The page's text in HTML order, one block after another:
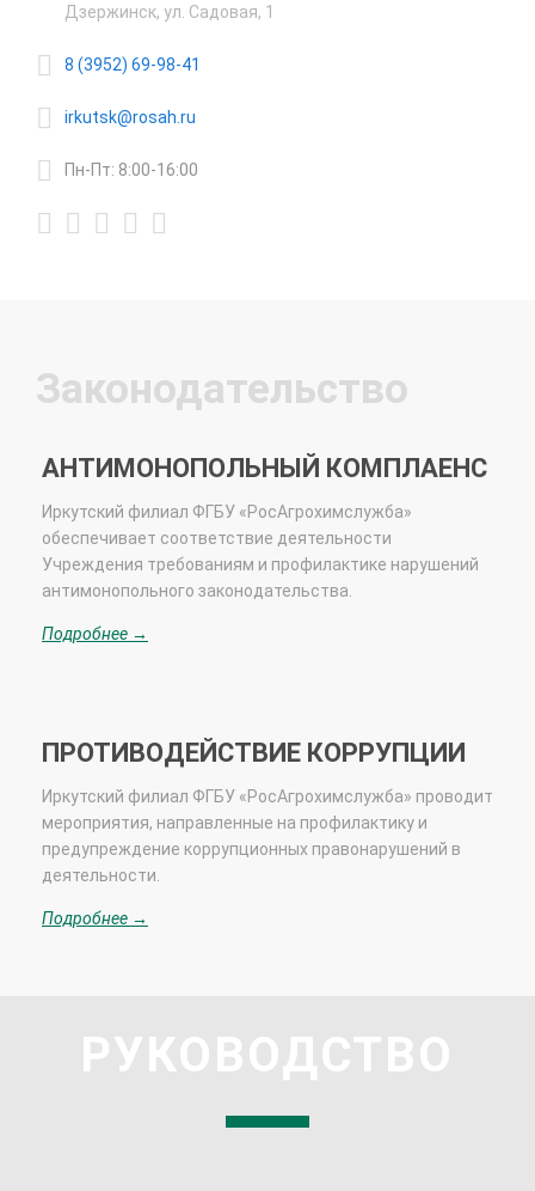
Дзержинск, ул. Садовая, 1
8 (3952) 69-98-41
irkutsk@rosah.ru
Пн-Пт: 8:00-16:00
Законодательство
АНТИМОНОПОЛЬНЫЙ КОМПЛАЕНС
Иркутский филиал ФГБУ «РосАгрохимслужба»
обеспечивает соответствие деятельности
Учреждения требованиям и профилактике нарушений
антимонопольного законодательства.
Подробнее →
ПРОТИВОДЕЙСТВИЕ КОРРУПЦИИ
Иркутский филиал ФГБУ «РосАгрохимслужба» проводит
мероприятия, направленные на профилактику и
предупреждение коррупционных правонарушений в
деятельности.
Подробнее →
РУКОВОДСТВО